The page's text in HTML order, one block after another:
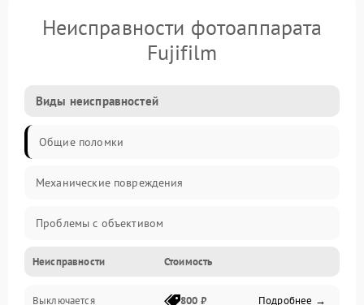
Неисправности фотоаппарата
Fujifilm
Виды неисправностей
Общие поломки
Механические повреждения
Проблемы с объективом
Электронные ошибки
Неисправности Стоимость
Выключается 800 ₽ Подробнее →